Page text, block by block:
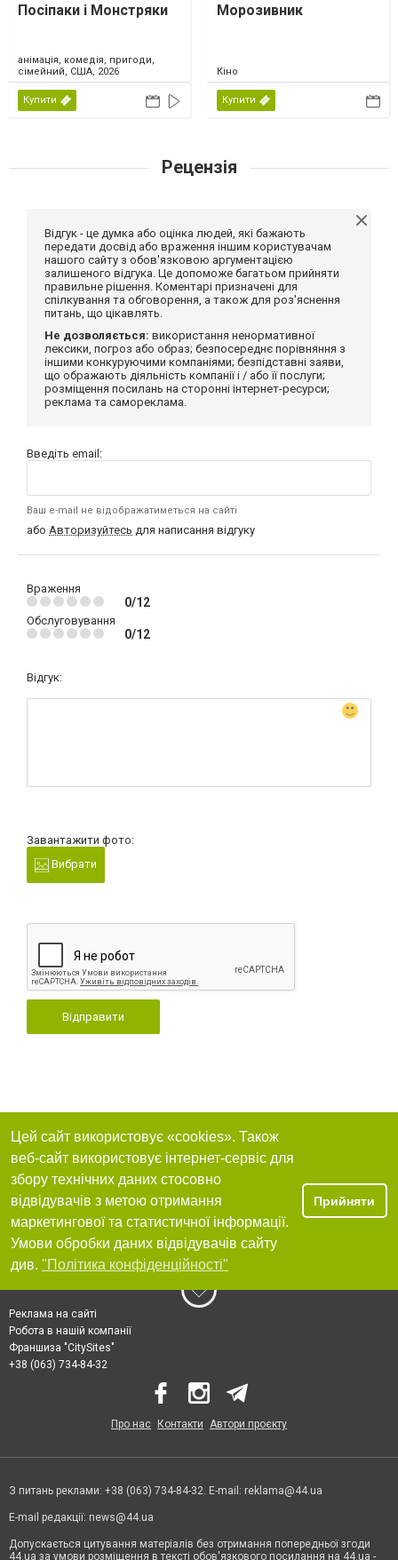
Посіпаки і Монстряки
анімація, комедія, пригоди,
сімейний, США, 2026
Купити
Морозивник
Кіно
Купити
Рецензія
Відгук - це думка або оцінка людей, які бажають
передати досвід або враження іншим користувачам
нашого сайту з обов'язковою аргументацією
залишеного відгука. Це допоможе багатьом прийняти
правильне рішення. Коментарі призначені для
спілкування та обговорення, а також для роз'яснення
питань, що цікавлять.
Не дозволяється: використання ненормативної
лексики, погроз або образ; безпосереднє порівняння з
іншими конкуруючими компаніями; безпідставні заяви,
що ображають діяльність компанії і / або її послуги;
розміщення посилань на сторонні інтернет-ресурси;
реклама та самореклама.
Введіть email:
Ваш e-mail не відображатиметься на сайті
або Авторизуйтесь для написання відгуку
Враження
0/12
Обслуговування
0/12
Відгук:
Завантажити фото:
Вибрати
Відправити
Цей сайт використовує «cookies». Також
веб-сайт використовує інтернет-сервіс для
збору технічних даних стосовно
відвідувачів з метою отримання
маркетингової та статистичної інформації.
Умови обробки даних відвідувачів сайту
див. "Політика конфіденційності"
Прийняти
Реклама на сайті
Робота в нашій компанії
Франшиза "CitySites"
+38 (063) 734-84-32
Про нас Контакти Автори проєкту
З питань реклами: +38 (063) 734-84-32. E-mail: reklama@44.ua
E-mail редакції: news@44.ua
Допускається цитування матеріалів без отримання попередньої згоди
44.ua за умови розміщення в тексті обов'язкового посилання на 44.ua -